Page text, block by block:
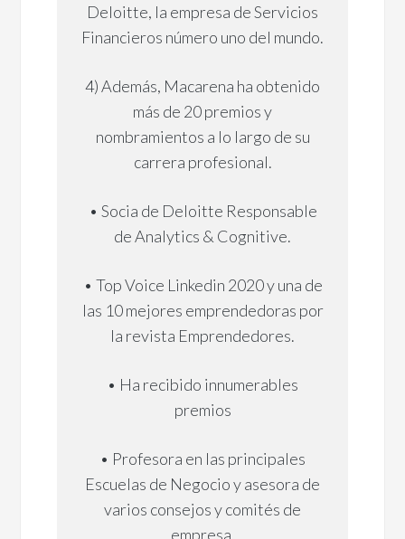
Deloitte, la empresa de Servicios
Financieros número uno del mundo.
4) Además, Macarena ha obtenido
más de 20 premios y
nombramientos a lo largo de su
carrera profesional.
• Socia de Deloitte Responsable
de Analytics & Cognitive.
• Top Voice Linkedin 2020 y una de
las 10 mejores emprendedoras por
la revista Emprendedores.
• Ha recibido innumerables
premios
• Profesora en las principales
Escuelas de Negocio y asesora de
varios consejos y comités de
empresa.